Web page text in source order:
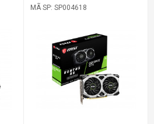
MÃ SP: SP004618